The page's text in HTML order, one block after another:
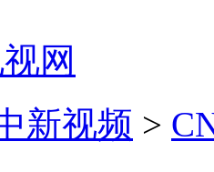
网
新视频 >